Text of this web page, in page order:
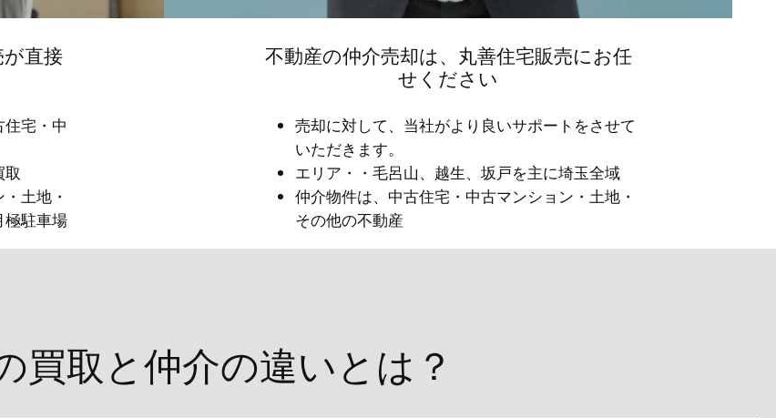
直接
宅・中
取
土地・
極駐車場
不動産の仲介売却は、丸善住宅販売にお任
せください
売却に対して、当社がより良いサポートをさせて
いただきます。
エリア・・毛呂山、越生、坂戸を主に埼玉全域
仲介物件は、中古住宅・中古マンション・土地・
その他の不動産
買取と仲介の違いとは？